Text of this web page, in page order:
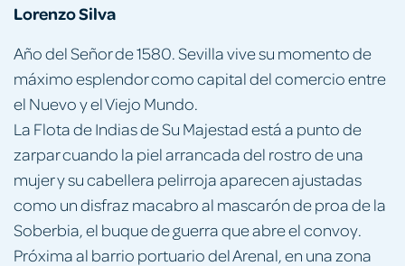
Lorenzo Silva
Año del Señor de 1580. Sevilla vive su momento de
máximo esplendor como capital del comercio entre
el Nuevo y el Viejo Mundo.
La Flota de Indias de Su Majestad está a punto de
zarpar cuando la piel arrancada del rostro de una
mujer y su cabellera pelirroja aparecen ajustadas
como un disfraz macabro al mascarón de proa de la
Soberbia, el buque de guerra que abre el convoy.
Próxima al barrio portuario del Arenal, en una zona